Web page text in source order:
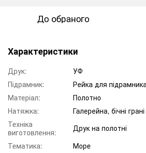
До обраного
Характеристики
Друк:
УФ
Підрамник:
Рейка для
Матеріал:
Полотно
Натяжка:
Галерейна, бічні
Техніка
виготовлення:
Друк на полотні
Тематика:
Море